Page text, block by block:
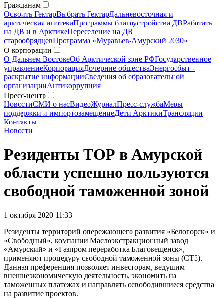
Гражданам
Освоить ГектарВыбрать ГектарДальневосточная и
арктическая ипотекаПрограммы благоустройства ДВРаботать
на ДВ и в АрктикеПереселение на ДВ
старообрядцевПрограмма «Муравьев-Амурский 2030»
О корпорации
О Дальнем ВостокеОб Арктической зоне РФГосударственное
управлениеКорпорацияДочерние обществаЭнергосбыт -
раскрытие информацииСведения об образовательной
организацииАнтикоррупция
Пресс-центр
НовостиСМИ о насВидеоЖурналПресс-службаМеры
поддержки и импортозамещениеДети АрктикиТрансляции
Контакты
Новости
Резиденты ТОР в Амурской
области успешно пользуются
свободной таможенной зоной
1 октября 2020 11:33
Резиденты территорий опережающего развития «Белогорск» и
«Свободный», компании Маслоэкстракционный завод
«Амурский» и «Газпром переработка Благовещенск»,
применяют процедуру свободной таможенной зоны (СТЗ).
Данная преференция позволяет инвесторам, ведущим
внешнеэкономическую деятельность, экономить на
таможенных платежах и направлять освободившиеся средства
на развитие проектов.